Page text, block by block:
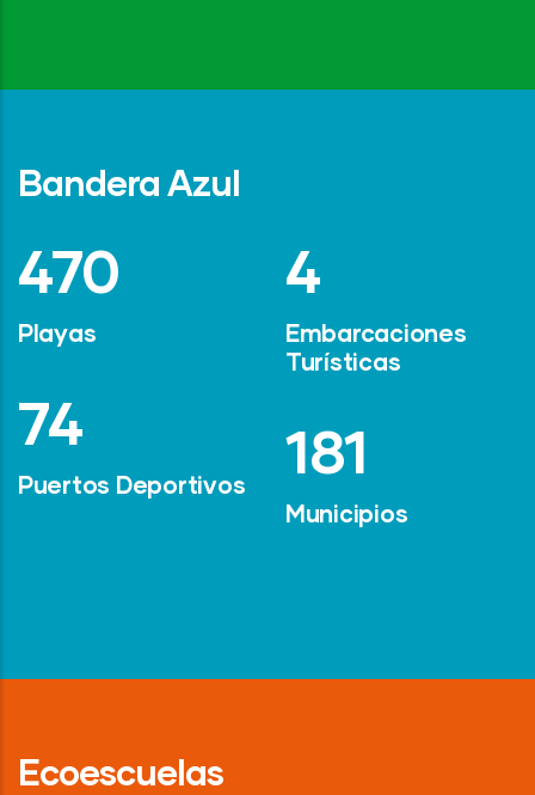
Bandera Azul
642
Playas
101
Puertos Deportivos
6
Embarcaciones
Turísticas
247
Municipios
Ecoescuelas